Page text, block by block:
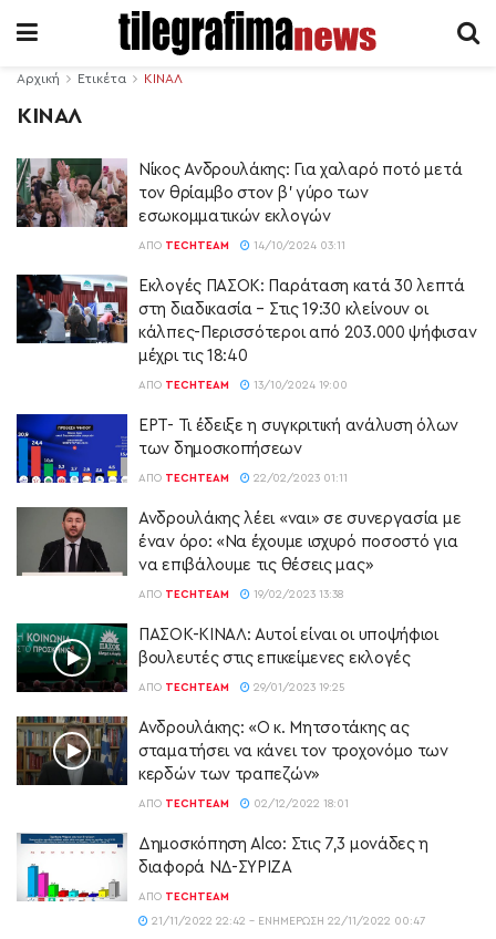
Αρχική Ετικέτα ΚΙΝΑΛ
ΚΙΝΑΛ
Νίκος Ανδρουλάκης: Για χαλαρό ποτό μετά
τον θρίαμβο στον β’ γύρο των
εσωκομματικών εκλογών
ΑΠΌ TECHTEAM 14/10/2024 03:11
Eκλογές ΠΑΣΟΚ: Παράταση κατά 30 λεπτά
στη διαδικασία – Στις 19:30 κλείνουν οι
κάλπες-Περισσότεροι από 203.000 ψήφισαν
μέχρι τις 18:40
ΑΠΌ TECHTEAM 13/10/2024 19:00
ΕΡΤ- Τι έδειξε η συγκριτική ανάλυση όλων
των δημοσκοπήσεων
ΑΠΌ TECHTEAM 22/02/2023 01:11
Ανδρουλάκης λέει «ναι» σε συνεργασία με
έναν όρο: «Να έχουμε ισχυρό ποσοστό για
να επιβάλουμε τις θέσεις μας»
ΑΠΌ TECHTEAM 19/02/2023 13:38
ΠΑΣΟΚ-ΚΙΝΑΛ: Αυτοί είναι οι υποψήφιοι
βουλευτές στις επικείμενες εκλογές
ΑΠΌ TECHTEAM 29/01/2023 19:25
Ανδρουλάκης: «Ο κ. Μητσοτάκης ας
σταματήσει να κάνει τον τροχονόμο των
κερδών των τραπεζών»
ΑΠΌ TECHTEAM 02/12/2022 18:01
Δημοσκόπηση Alco: Στις 7,3 μονάδες η
διαφορά ΝΔ-ΣΥΡΙΖΑ
ΑΠΌ TECHTEAM
21/11/2022 22:42 - ΕΝΗΜΈΡΩΣΗ 22/11/2022 00:47